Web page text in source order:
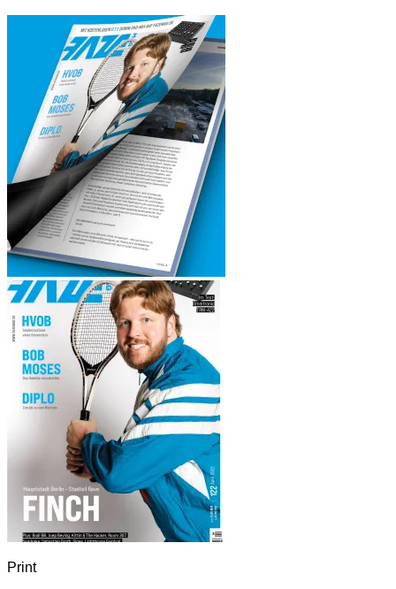
Print